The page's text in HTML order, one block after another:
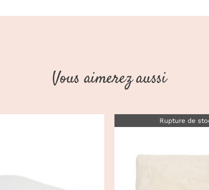
Vous aimerez aussi
Rupture de